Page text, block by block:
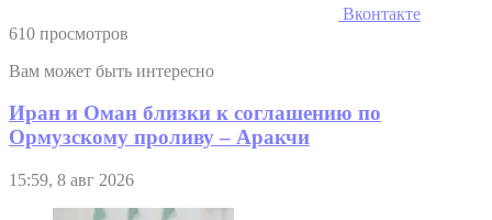
Вконтакте
610 просмотров
Вам может быть интересно
Иран и Оман близки к соглашению по
Ормузскому проливу – Аракчи
15:59, 8 авг 2026